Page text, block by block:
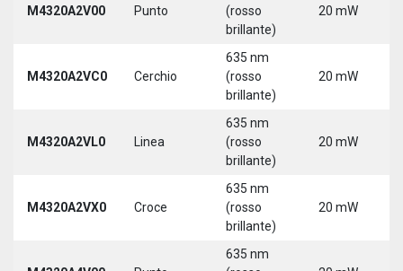
M4320A2V00 Punto
(rosso
brillante)
20 mW
M4320A2VC0 Cerchio
635 nm
(rosso
brillante)
20 mW
M4320A2VL0 Linea
635 nm
(rosso
brillante)
20 mW
M4320A2VX0 Croce
635 nm
(rosso
brillante)
20 mW
635 nm